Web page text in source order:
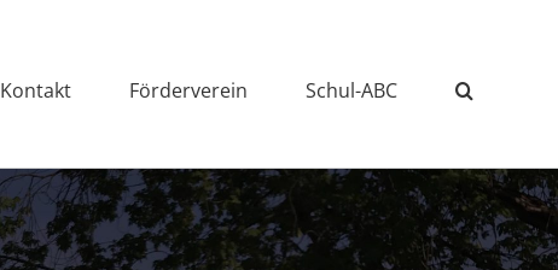
Kontakt Förderverein Schul-ABC